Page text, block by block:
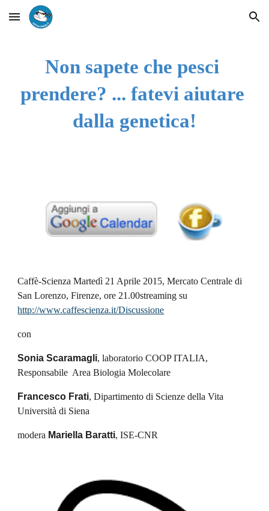
Skip to main content Skip to navigation
Non sapete che pesci
prendere? ... fatevi aiutare
dalla genetica!
Caffè-Scienza Martedì 21 Aprile 2015, Mercato Centrale di
San Lorenzo, Firenze, ore 21.00streaming su
http://www.caffescienza.it/Discussione
con
Sonia Scaramagli, laboratorio COOP ITALIA,
Responsabile  Area Biologia Molecolare
Francesco Frati, Dipartimento di Scienze della Vita
Università di Siena
modera Mariella Baratti, ISE-CNR